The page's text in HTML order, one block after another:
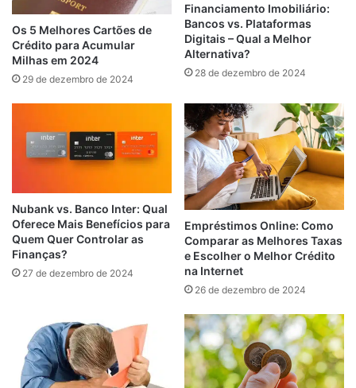
Os 5 Melhores Cartões de
Crédito para Acumular
Milhas em 2024
29 de dezembro de 2024
Financiamento Imobiliário:
Bancos vs. Plataformas
Digitais – Qual a Melhor
Alternativa?
28 de dezembro de 2024
Nubank vs. Banco Inter: Qual
Oferece Mais Benefícios para
Quem Quer Controlar as
Finanças?
27 de dezembro de 2024
Empréstimos Online: Como
Comparar as Melhores Taxas
e Escolher o Melhor Crédito
na Internet
26 de dezembro de 2024